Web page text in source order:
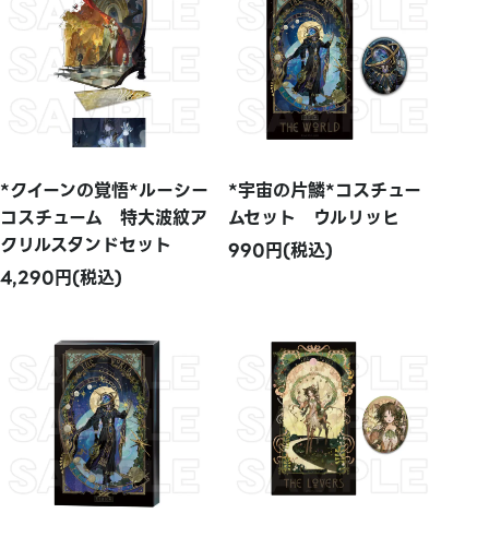
*クイーンの覚悟*ルーシー
コスチューム 特大波紋ア
クリルスタンドセット
4,290円(税込)
*宇宙の片鱗*コスチュー
ムセット ウルリッヒ
990円(税込)